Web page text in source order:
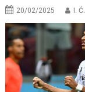
20/02/2025 I. Ć.